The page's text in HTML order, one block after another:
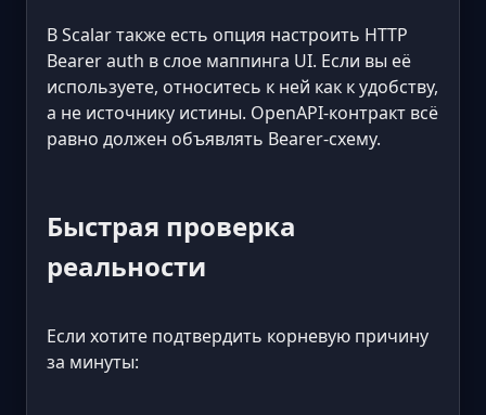
В Scalar также есть опция настроить HTTP
Bearer auth в слое маппинга UI. Если вы её
используете, относитесь к ней как к удобству,
а не источнику истины. OpenAPI-контракт всё
равно должен объявлять Bearer-схему.
Быстрая проверка
реальности
Если хотите подтвердить корневую причину
за минуты: